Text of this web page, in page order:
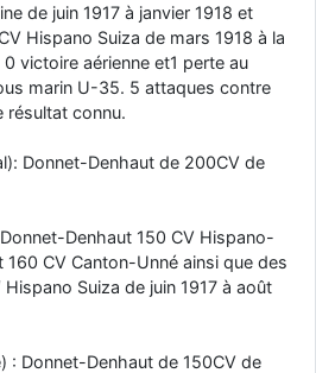
de juin 1917 à janvier 1918 et
Hispano Suiza de mars 1918 à la
victoire aérienne et1 perte au
marin U-35. 5 attaques contre
résultat connu.
Donnet-Denhaut de 200CV de
Denhaut 150 CV Hispano-
160 CV Canton-Unné ainsi que des
Suiza de juin 1917 à août
: Donnet-Denhaut de 150CV de